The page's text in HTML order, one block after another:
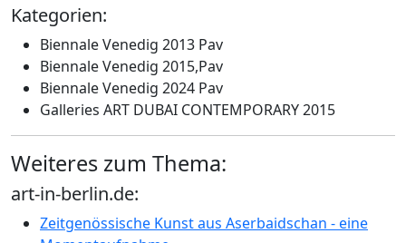
Kategorien:
Biennale Venedig 2013 Pav
Biennale Venedig 2015,Pav
Biennale Venedig 2024 Pav
Galleries ART DUBAI CONTEMPORARY 2015
Weiteres zum Thema:
art-in-berlin.de:
Zeitgenössische Kunst aus Aserbaidschan - eine